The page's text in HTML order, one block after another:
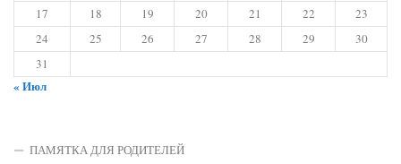
17
18 19 20 21 22
23
24
25 26 27 28 29
30
31
« Июл
ПАМЯТКА ДЛЯ РОДИТЕЛЕЙ